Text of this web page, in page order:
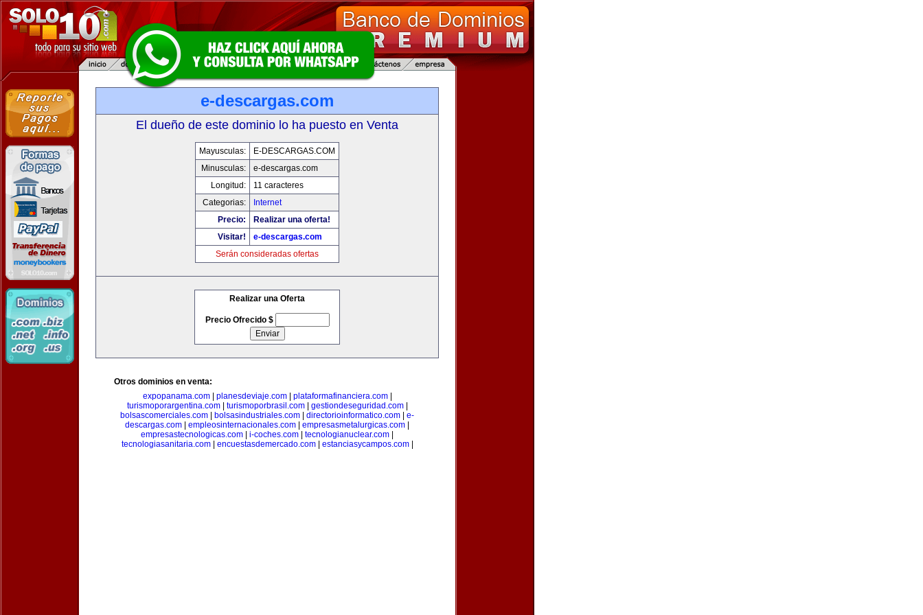
e-descargas.com
El dueño de este dominio lo ha puesto en Venta
Mayusculas:
E-DESCARGAS.COM
Minusculas:
e-descargas.com
Longitud:
11 caracteres
Categorias:
Internet
Precio:
Realizar una oferta!
Visitar!
e-descargas.com
Serán consideradas ofertas
Realizar una Oferta
Precio Ofrecido $
Otros dominios en venta:
expopanama.com| planesdeviaje.com| plataformafinanciera.com|
turismoporargentina.com| turismoporbrasil.com| gestiondeseguridad.com|
bolsascomerciales.com
bolsasindustriales.com directorioinformatico.com
e-
descargas.com
empleosinternacionales.com empresasmetalurgicas.com
empresastecnologicas.com
i-coches.com tecnologianuclear.com
tecnologiasanitaria.com| encuestasdemercado.com| estanciasycampos.com|